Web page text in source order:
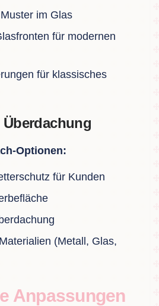
im Glas
für modernen
für klassisches
Optionen:
für Kunden
(Metall, Glas,
Anpassungen